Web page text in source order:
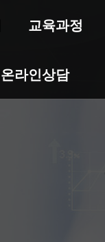
교육과정
온라인상담